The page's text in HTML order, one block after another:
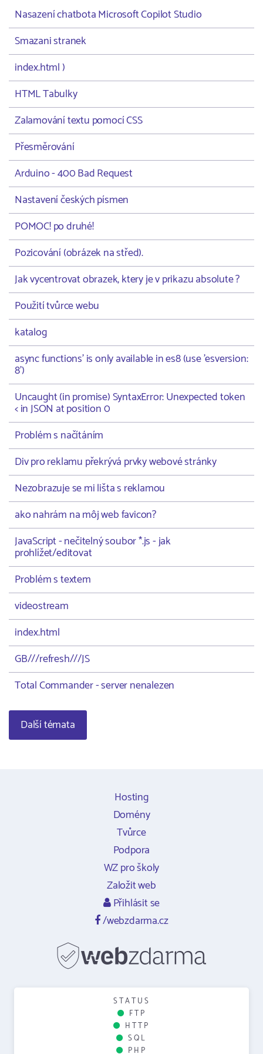
Nasazení chatbota Microsoft Copilot Studio
Smazani stranek
index.html )
HTML Tabulky
Zalamování textu pomocí CSS
Přesměrování
Arduino - 400 Bad Request
Nastavení českých písmen
POMOC! po druhé!
Pozicování (obrázek na střed).
Jak vycentrovat obrazek, ktery je v prikazu absolute ?
Použití tvůrce webu
katalog
async functions' is only available in es8 (use 'esversion:
8')
Uncaught (in promise) SyntaxError: Unexpected token
< in JSON at position 0
Problém s načítáním
Div pro reklamu překrývá prvky webové stránky
Nezobrazuje se mi lišta s reklamou
ako nahrám na môj web favicon?
JavaScript - nečitelný soubor *.js - jak
prohlížet/editovat
Problém s textem
videostream
index.html
GB///refresh///JS
Total Commander - server nenalezen
Další témata
Hosting
Domény
Tvůrce
Podpora
WZ pro školy
Založit web
Přihlásit se
/webzdarma.cz
STATUS
FTP
HTTP
SQL
PHP